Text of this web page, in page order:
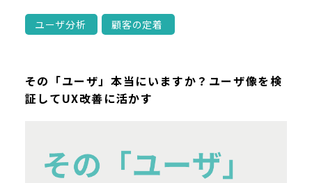
ユーザ分析 顧客の定着
その「ユーザ」本当にいますか？ユーザ像を検
証してUX改善に活かす